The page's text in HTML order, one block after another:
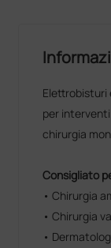
Elettrobisturi
per
chirurgia
Consigliato
• Chirurgia
• Chirurgia
•